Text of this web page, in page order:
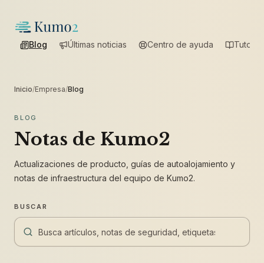
Blog Últimas noticias Centro de ayuda
Inicio/Empresa/Blog
BLOG
Notas de Kumo2
Actualizaciones de producto, guías de autoalojamiento y
notas de infraestructura del equipo de Kumo2.
BUSCAR